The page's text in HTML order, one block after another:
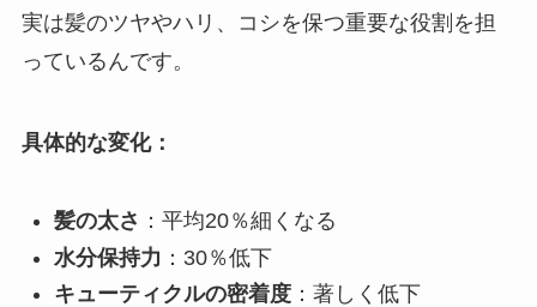
実は髪のツヤやハリ、コシを保つ重要な役割を担
っているんです。
具体的な変化：
髪の太さ ：平均20％細くなる
水分保持力 ：30％低下
キューティクルの密着度：著しく低下